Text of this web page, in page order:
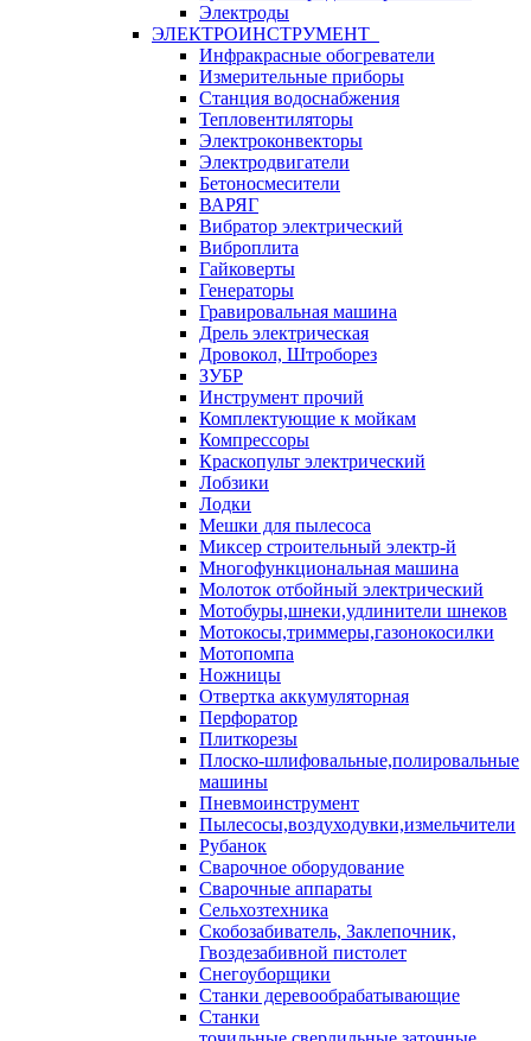
Электроды
ЭЛЕКТРОИНСТРУМЕНТ
Инфракрасные обогреватели
Измерительные приборы
Станция водоснабжения
Тепловентиляторы
Электроконвекторы
Электродвигатели
Бетоносмесители
ВАРЯГ
Вибратор электрический
Виброплита
Гайковерты
Генераторы
Гравировальная машина
Дрель электрическая
Дровокол, Штроборез
ЗУБР
Инструмент прочий
Комплектующие к мойкам
Компрессоры
Краскопульт электрический
Лобзики
Лодки
Мешки для пылесоса
Миксер строительный электр-й
Многофункциональная машина
Молоток отбойный электрический
Мотобуры,шнеки,удлинители шнеков
Мотокосы,триммеры,газонокосилки
Мотопомпа
Ножницы
Отвертка аккумуляторная
Перфоратор
Плиткорезы
Плоско-шлифовальные,полировальные
машины
Пневмоинструмент
Пылесосы,воздуходувки,измельчители
Рубанок
Сварочное оборудование
Сварочные аппараты
Сельхозтехника
Скобозабиватель, Заклепочник,
Гвоздезабивной пистолет
Снегоуборщики
Станки деревообрабатывающие
Станки